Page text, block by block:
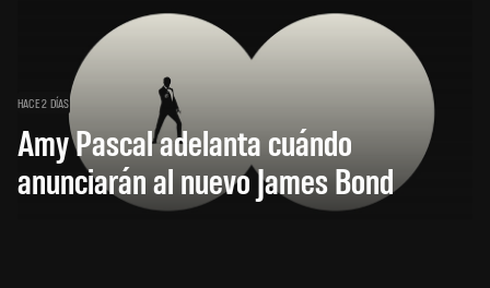
HACE 2 DÍAS
Amy Pascal adelanta cuándo
anunciarán al nuevo James Bond